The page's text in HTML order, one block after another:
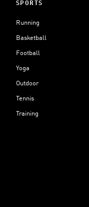
SPORTS
Running
Basketball
Football
Yoga
Outdoor
Tennis
Training